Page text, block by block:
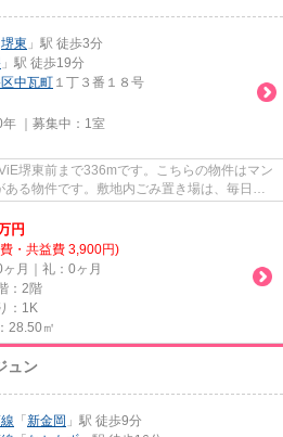
堺東 」駅 徒歩3分
」駅 徒歩19分
中瓦町 １丁３番１８号
｜募集中： 1室
堺東前まで336mです。こちらの物件はマン
る物件です。敷地内ごみ置き場は、毎日の
円
・共益費 3,900円)
ヶ月｜礼：0ヶ月
：2階
：1K
28.50㎡
ュン
「 新金岡 」駅 徒歩9分